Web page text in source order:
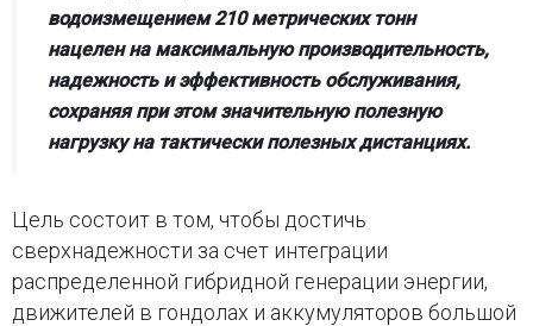
водоизмещением 210 метрических тонн
нацелен на максимальную производительность,
надежность и эффективность обслуживания,
сохраняя при этом значительную полезную
нагрузку на тактически полезных дистанциях.
Цель состоит в том, чтобы достичь
сверхнадежности за счет интеграции
распределенной гибридной генерации энергии,
движителей в гондолах и аккумуляторов большой